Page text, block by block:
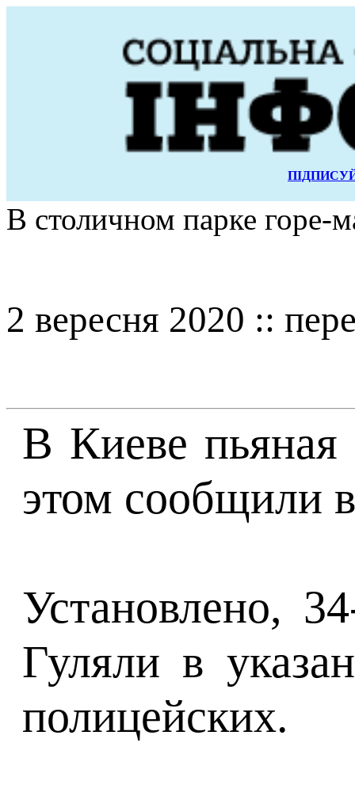
В столичном парке горе-
2 вересня 2020 ::
В Киеве пьяная
этом сообщили
Установлено,
Гуляли в
полицейских.